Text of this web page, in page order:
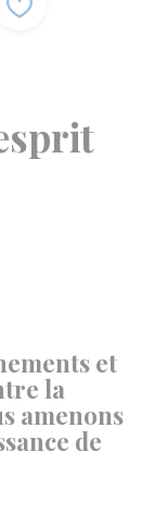
et
la
amenons
de